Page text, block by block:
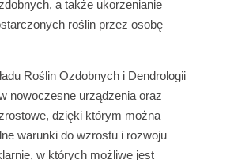
a także ukorzenianie
roślin przez osobę
Roślin Ozdobnych i Dendrologii
nowoczesne urządzenia oraz
dzięki którym można
warunki do wzrostu i rozwoju
w których możliwe jest